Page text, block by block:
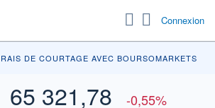
Connexion
DE COURTAGE AVEC BOURSOMARKETS
65 321,78 -0,55%